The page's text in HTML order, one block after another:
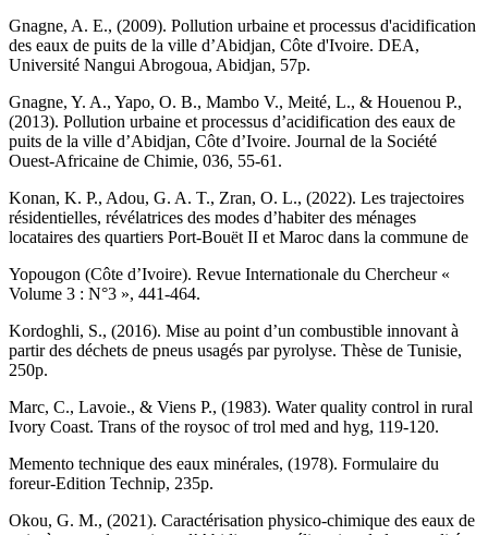
Gnagne, A. E., (2009). Pollution urbaine et processus d'acidification
des eaux de puits de la ville d’Abidjan, Côte d'Ivoire. DEA,
Université Nangui Abrogoua, Abidjan, 57p.
Gnagne, Y. A., Yapo, O. B., Mambo V., Meité, L., & Houenou P.,
(2013). Pollution urbaine et processus d’acidification des eaux de
puits de la ville d’Abidjan, Côte d’Ivoire. Journal de la Société
Ouest-Africaine de Chimie, 036, 55-61.
Konan, K. P., Adou, G. A. T., Zran, O. L., (2022). Les trajectoires
résidentielles, révélatrices des modes d’habiter des ménages
locataires des quartiers Port-Bouët II et Maroc dans la commune de
Yopougon (Côte d’Ivoire). Revue Internationale du Chercheur «
Volume 3 : N°3 », 441-464.
Kordoghli, S., (2016). Mise au point d’un combustible innovant à
partir des déchets de pneus usagés par pyrolyse. Thèse de Tunisie,
250p.
Marc, C., Lavoie., & Viens P., (1983). Water quality control in rural
Ivory Coast. Trans of the roysoc of trol med and hyg, 119-120.
Memento technique des eaux minérales, (1978). Formulaire du
foreur-Edition Technip, 235p.
Okou, G. M., (2021). Caractérisation physico-chimique des eaux de